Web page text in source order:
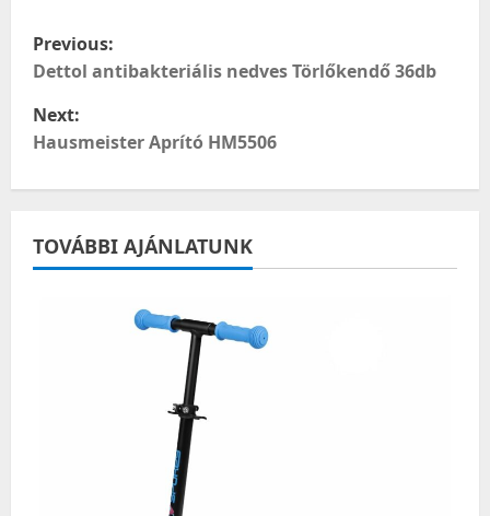
P
o
s
a
Previous:
Dettol antibakteriális nedves Törlőkendő 36db
Next:
Hausmeister Aprító HM5506
TOVÁBBI AJÁNLATUNK